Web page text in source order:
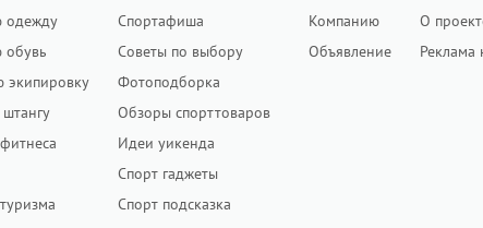
одежду
обувь
экипировку
Спортафиша
Советы по выбору
Фотоподборка
Обзоры спорттоваров
Идеи уикенда
Спорт гаджеты
Спорт подсказка
Компанию
Объявление
О
Реклама